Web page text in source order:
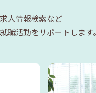
人情報検索など
活動をサポートします。